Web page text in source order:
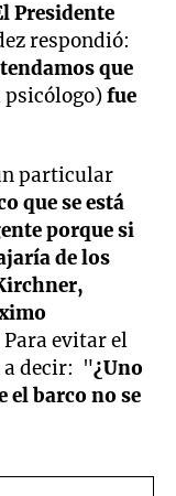
Presidente
respondió:
que
psicólogo)fue
particular
que se está
porque si
de los
Para evitar el
a decir: "¿Uno
el barco no se